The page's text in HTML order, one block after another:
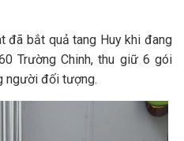
đã bắt quả tang Huy khi đang
Trường Chinh, thu giữ 6 gói
người đối tượng.